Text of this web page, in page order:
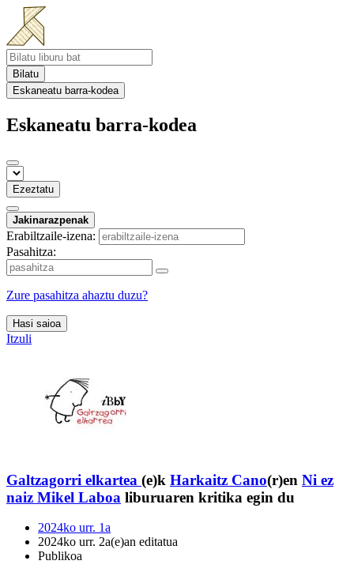
Bilatu
Eskaneatu barra-kodea
Eskaneatu barra-kodea
Ezeztatu
Jakinarazpenak
Erabiltzaile-izena:
Pasahitza:
Zure pasahitza ahaztu duzu?
Hasi saioa
Itzuli
Galtzagorri elkartea (e)k Harkaitz Cano(r)en Ni ez
naiz Mikel Laboa liburuaren kritika egin du
2024ko urr. 1a
2024ko urr. 2a(e)an editatua
Publikoa